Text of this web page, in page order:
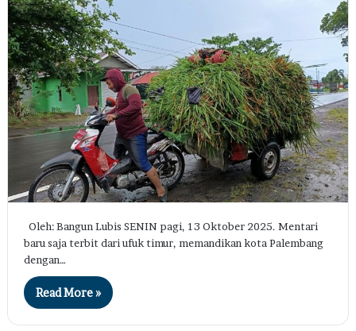
Oleh: Bangun Lubis SENIN pagi, 13 Oktober 2025. Mentari
baru saja terbit dari ufuk timur, memandikan kota Palembang
dengan…
Read More »